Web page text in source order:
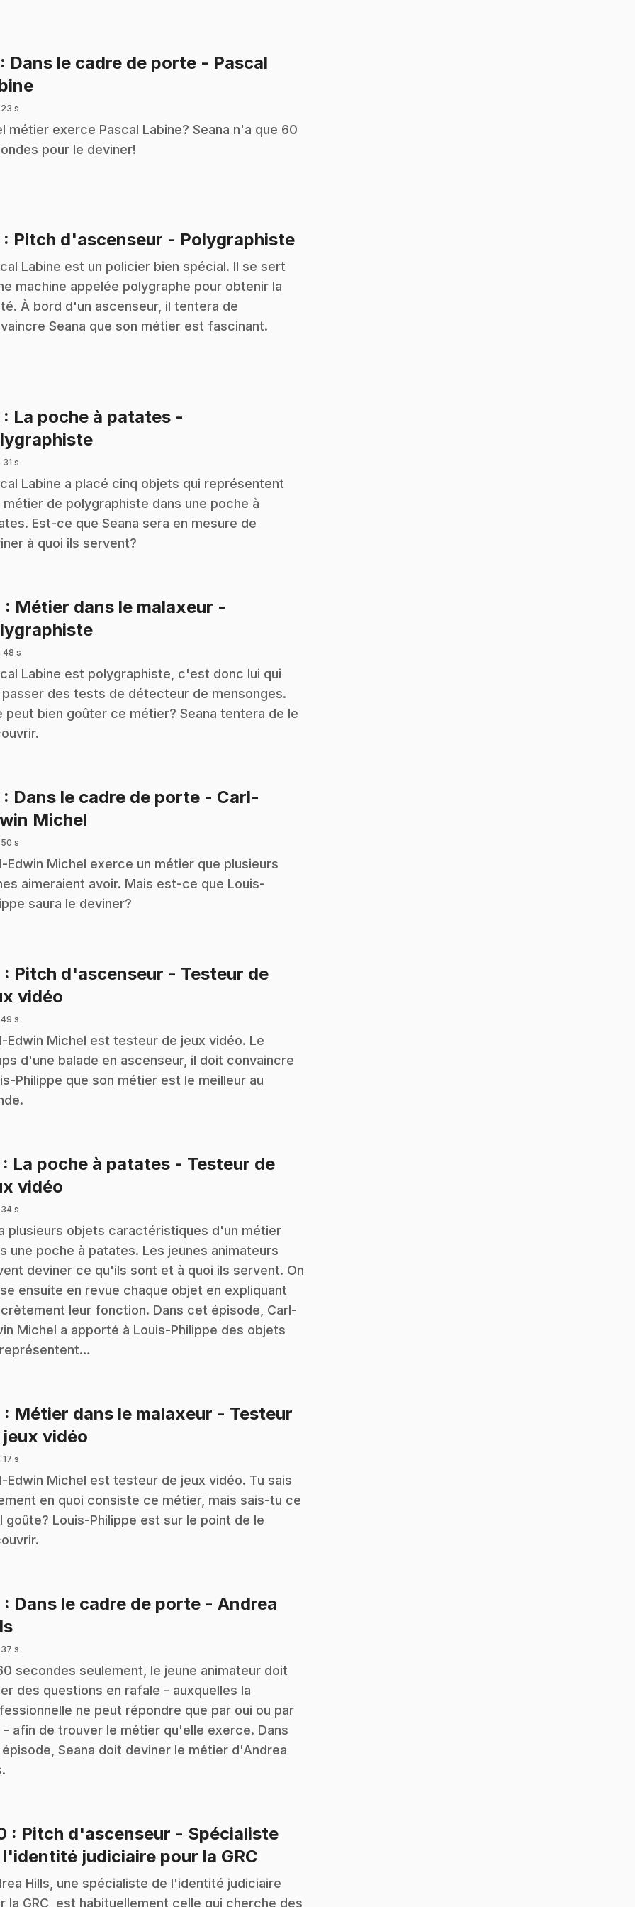
: Dans le cadre de porte - Pascal
.
23 s
métier exerce Pascal Labine? Seana n'a que 60
pour le deviner!
: Pitch d'ascenseur - Polygraphiste.
Labine est un policier bien spécial. Il se sert
machine appelée polygraphe pour obtenir la
À bord d'un ascenseur, il tentera de
Seana que son métier est fascinant.
: La poche à patates -
.
31 s
Labine a placé cinq objets qui représentent
métier de polygraphiste dans une poche à
Est-ce que Seana sera en mesure de
à quoi ils servent?
: Métier dans le malaxeur -
.
48 s
Labine est polygraphiste, c'est donc lui qui
des tests de détecteur de mensonges.
peut bien goûter ce métier? Seana tentera de le
: Dans le cadre de porte - Carl-
Michel
50 s
Edwin Michel exerce un métier que plusieurs
aimeraient avoir. Mais est-ce que Louis-
saura le deviner?
: Pitch d'ascenseur - Testeur de
vidéo
49 s
Edwin Michel est testeur de jeux vidéo. Le
d'une balade en ascenseur, il doit convaincre
Philippe que son métier est le meilleur au
: La poche à patates - Testeur de
vidéo
34 s
plusieurs objets caractéristiques d'un métier
une poche à patates. Les jeunes animateurs
deviner ce qu'ils sont et à quoi ils servent. On
ensuite en revue chaque objet en expliquant
leur fonction. Dans cet épisode, Carl-
Michel a apporté à Louis-Philippe des objets
: Métier dans le malaxeur - Testeur
jeux vidéo
17 s
Edwin Michel est testeur de jeux vidéo. Tu sais
en quoi consiste ce métier, mais sais-tu ce
goûte? Louis-Philippe est sur le point de le
: Dans le cadre de porte - Andrea
.
37 s
secondes seulement, le jeune animateur doit
des questions en rafale - auxquelles la
ne peut répondre que par oui ou par
- afin de trouver le métier qu'elle exerce. Dans
Seana doit deviner le métier d'Andrea
: Pitch d'ascenseur - Spécialiste
l'identité judiciaire pour la GRC
Hills, une spécialiste de l'identité judiciaire
la GRC, est habituellement celle qui cherche des